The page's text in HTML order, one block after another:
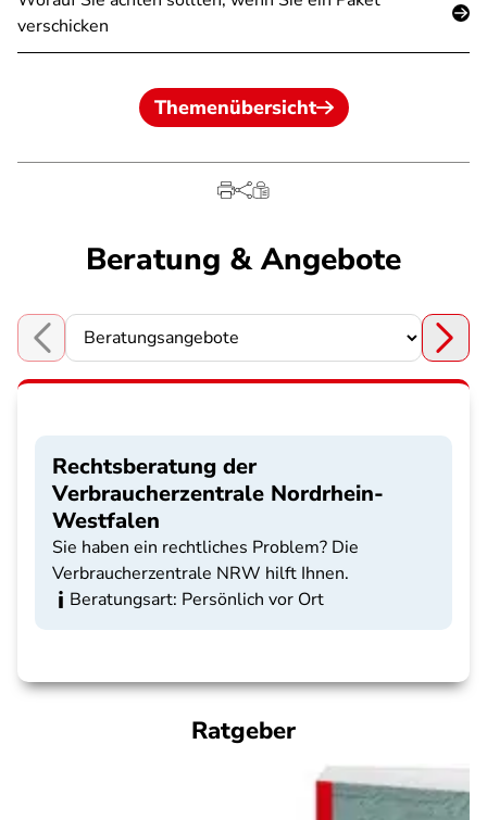
verschicken
Themenübersicht
Beratung & Angebote
Choose a section
Rechtsberatung der
Verbraucherzentrale Nordrhein-
Westfalen
Sie haben ein rechtliches Problem? Die
Verbraucherzentrale NRW hilft Ihnen.
Beratungsart: Persönlich vor Ort
Ratgeber